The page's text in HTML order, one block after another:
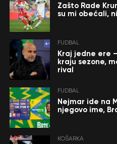
Zašto Rade
su mi obećali,
FUDBAL
Kraj jedne ere
kraju sezone,
rival
FUDBAL
Nejmar ide na
njegovo ime,
KOŠARKA